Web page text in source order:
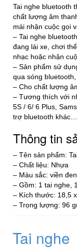
Tai nghe bluetooth
chất lượng âm
mái nhận cuộc gọi
– Tai nghe
đang lái xe, chơi
nhạc hoặc nhận
– Sản phẩm sử
qua sóng
– Cho chất lượng
– Tương thích với
5S / 6/ 6 Plus,
trợ bluetooth khác…
Thông tin
– Tên sản phẩm:
– Chất liệu: Nhựa
– Màu sắc: viền
– Gồm: 1 tai nghe,
– Kích thước: 18,5 x
– Trọng lượng: 96
Tai nghe